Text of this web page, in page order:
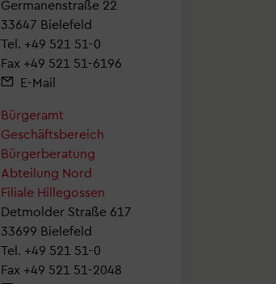
Germanenstraße 22
33647 Bielefeld
Tel. +49 521 51-0
Fax +49 521 51-6196
E-Mail
Bürgeramt
Geschäftsbereich
Bürgerberatung
Abteilung Nord
Filiale Hillegossen
Detmolder Straße 617
33699 Bielefeld
Tel. +49 521 51-0
Fax +49 521 51-2048